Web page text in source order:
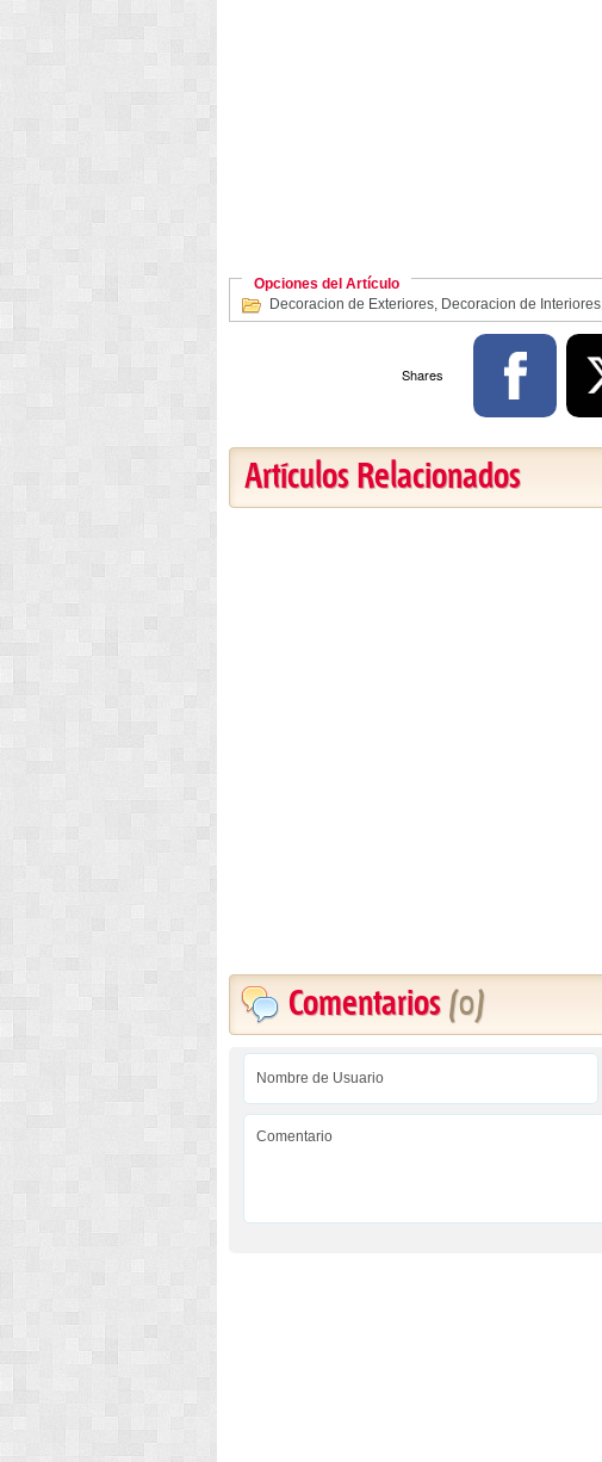
Opciones del Artículo
Decoracion de Exteriores Decoracion de Interiores
Shares
Artículos Relacionados
Comentarios (0)